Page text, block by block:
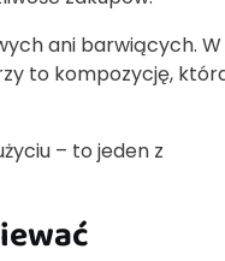
ani barwiących. W
to kompozycję,
– to jeden z